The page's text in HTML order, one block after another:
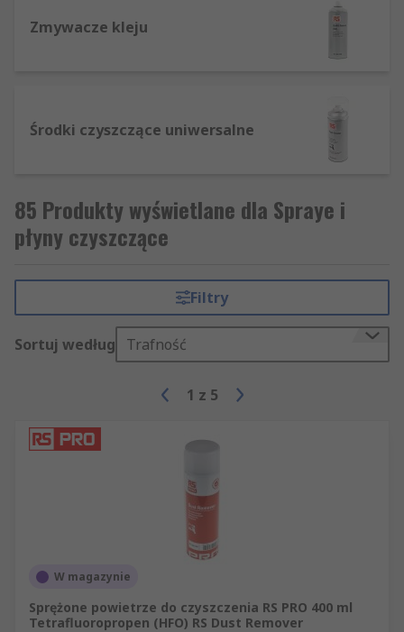
Zmywacze kleju
Środki czyszczące uniwersalne
85 Produkty wyświetlane dla Spraye i
płyny czyszczące
Filtry
Sortuj według Trafność
1 z 5
W magazynie
Sprężone powietrze do czyszczenia RS PRO 400 ml
Tetrafluoropropen (HFO) RS Dust Remover